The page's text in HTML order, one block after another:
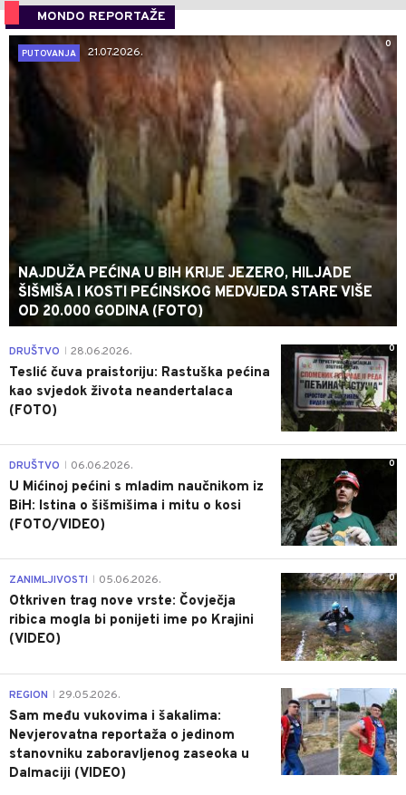
MONDO REPORTAŽE
0
PUTOVANJA
21.07.2026.
NAJDUŽA PEĆINA U BIH KRIJE JEZERO, HILJADE
ŠIŠMIŠA I KOSTI PEĆINSKOG MEDVJEDA STARE VIŠE
OD 20.000 GODINA (FOTO)
0
DRUŠTVO 28.06.2026.
Teslić čuva praistoriju: Rastuška pećina
kao svjedok života neandertalaca
(FOTO)
0
DRUŠTVO 06.06.2026.
U Mićinoj pećini s mladim naučnikom iz
BiH: Istina o šišmišima i mitu o kosi
(FOTO/VIDEO)
0
ZANIMLJIVOSTI 05.06.2026.
Otkriven trag nove vrste: Čovječja
ribica mogla bi ponijeti ime po Krajini
(VIDEO)
0
REGION 29.05.2026.
Sam među vukovima i šakalima:
Nevjerovatna reportaža o jedinom
stanovniku zaboravljenog zaseoka u
Dalmaciji (VIDEO)